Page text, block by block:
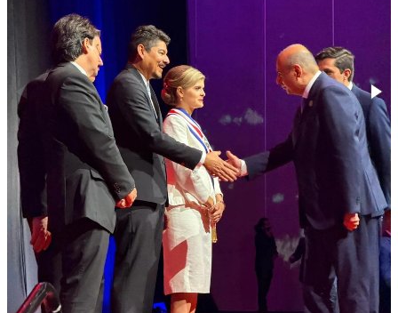
Siyasi
Geosiyasi
İqtisadi
Sosioloji
Araşdırma
Multimedia
Video
İnfoqrafika
Podcast
Humanitar
Elm və təhsil
Mədəniyyət